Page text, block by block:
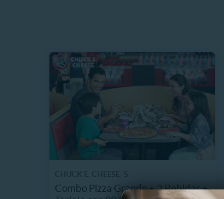
Combo Pizza Grande + 3 Bebidas +